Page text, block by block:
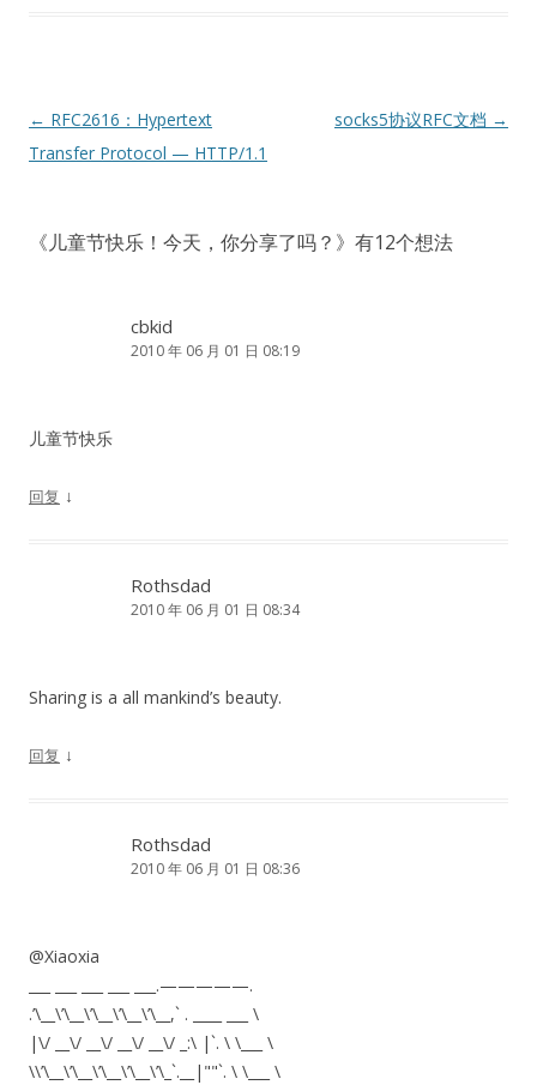
文
章
← RFC2616：Hypertext
Transfer Protocol — HTTP/1.1
socks5协议RFC文档 →
《儿童节快乐！今天，你分享了吗？ 》有12个想法
cbkid
2010 年 06 月 01 日 08:19
儿童节快乐
回复 ↓
Rothsdad
2010 年 06 月 01 日 08:34
Sharing is a all mankind’s beauty.
回复 ↓
Rothsdad
2010 年 06 月 01 日 08:36
@Xiaoxia
___ ___ ___ ___ ___.—————.
.’\__\’\__\’\__\’\__\’\__,` . ____ ___ \
|\/ __\/ __\/ __\/ __\/ _:\ |`. \ \___ \
\\’\__\’\__\’\__\’\__\’\_`.__|""`. \ \___ \